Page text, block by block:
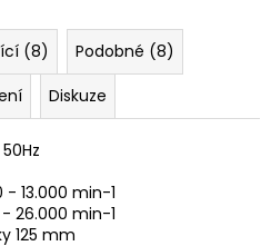
(8)
Podobné (8)
Diskuze
13.000 min-1
26.000 min-1
125 mm